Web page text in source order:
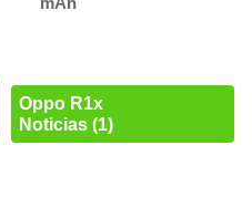
Oppo R1x
Noticias (1)